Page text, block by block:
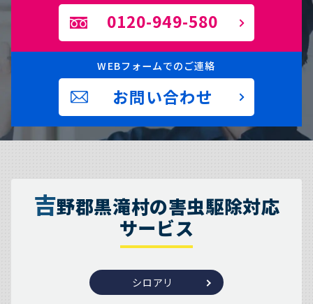
0120-949-580
WEBフォームでのご連絡
お問い合わせ
吉野郡黒滝村の害虫駆除対応
サービス
シロアリ